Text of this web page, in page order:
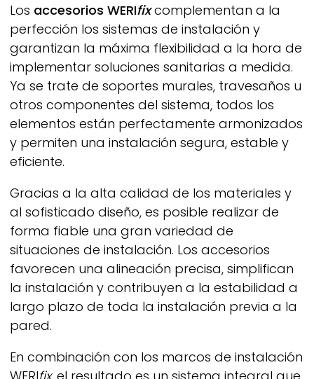
Los accesorios WERIfixcomplementan a la
perfección los sistemas de instalación y
garantizan la máxima flexibilidad a la hora de
implementar soluciones sanitarias a medida.
Ya se trate de soportes murales, travesaños u
otros componentes del sistema, todos los
elementos están perfectamente armonizados
y permiten una instalación segura, estable y
eficiente.
Gracias a la alta calidad de los materiales y
al sofisticado diseño, es posible realizar de
forma fiable una gran variedad de
situaciones de instalación. Los accesorios
favorecen una alineación precisa, simplifican
la instalación y contribuyen a la estabilidad a
largo plazo de toda la instalación previa a la
pared.
En combinación con los marcos de instalación